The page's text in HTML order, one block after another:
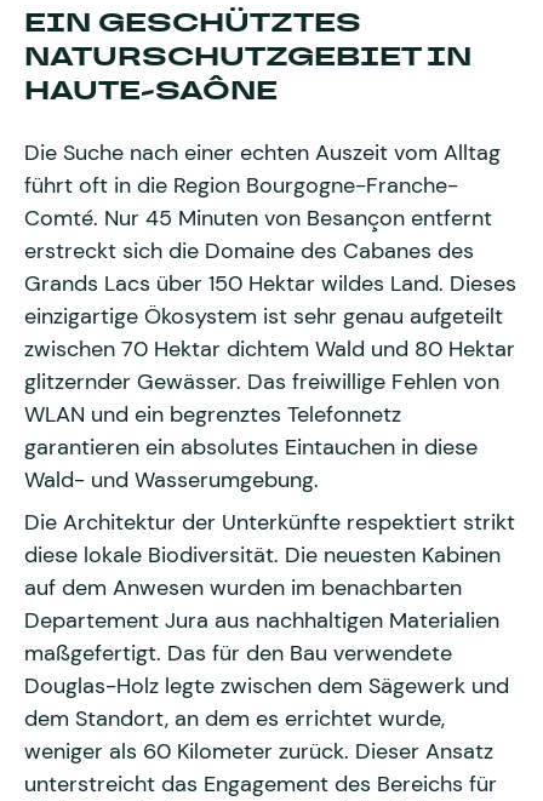
EIN GESCHÜTZTES
NATURSCHUTZGEBIET IN
HAUTE-SAÔNE
Die Suche nach einer echten Auszeit vom Alltag
führt oft in die Region Bourgogne-Franche-
Comté. Nur 45 Minuten von Besançon entfernt
erstreckt sich die Domaine des Cabanes des
Grands Lacs über 150 Hektar wildes Land. Dieses
einzigartige Ökosystem ist sehr genau aufgeteilt
zwischen 70 Hektar dichtem Wald und 80 Hektar
glitzernder Gewässer. Das freiwillige Fehlen von
WLAN und ein begrenztes Telefonnetz
garantieren ein absolutes Eintauchen in diese
Wald- und Wasserumgebung.
Die Architektur der Unterkünfte respektiert strikt
diese lokale Biodiversität. Die neuesten Kabinen
auf dem Anwesen wurden im benachbarten
Departement Jura aus nachhaltigen Materialien
maßgefertigt. Das für den Bau verwendete
Douglas-Holz legte zwischen dem Sägewerk und
dem Standort, an dem es errichtet wurde,
weniger als 60 Kilometer zurück. Dieser Ansatz
unterstreicht das Engagement des Bereichs für